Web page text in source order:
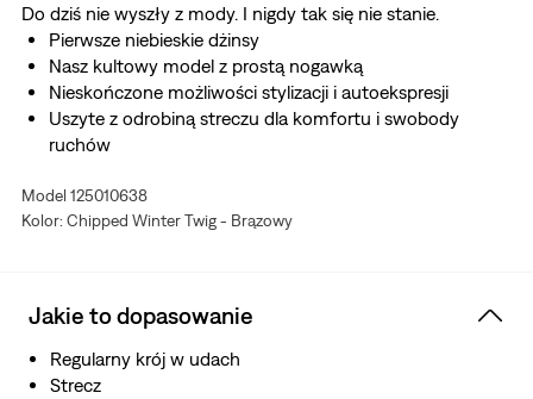
Do dziś nie wyszły z mody. I nigdy tak się nie stanie.
Pierwsze niebieskie dżinsy
Nasz kultowy model z prostą nogawką
Nieskończone możliwości stylizacji i autoekspresji
Uszyte z odrobiną streczu dla komfortu i swobody
ruchów
strony. Ten model jest fabrycznie postarzany, aby
podkreślić oryginalny styl vintage i efekt znoszenia.
Model 125010638
Kolor: Chipped Winter Twig - Brązowy
Jakie to dopasowanie
Regularny krój w udach
Strecz